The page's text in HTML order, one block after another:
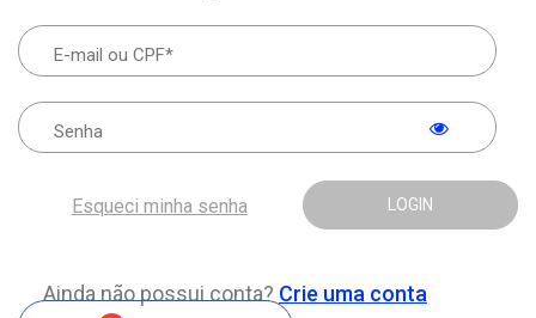
LOGIN
Esqueci minha senha
Ainda não possui conta? Crie uma conta